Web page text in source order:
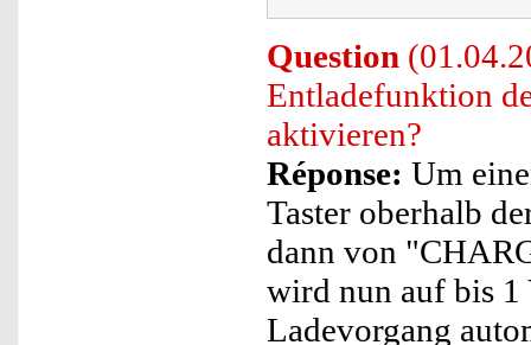
Question
Entladefunktion
aktivieren?
Réponse: Um
Taster oberhalb
dann von
wird nun auf bis 1
Ladevorgang